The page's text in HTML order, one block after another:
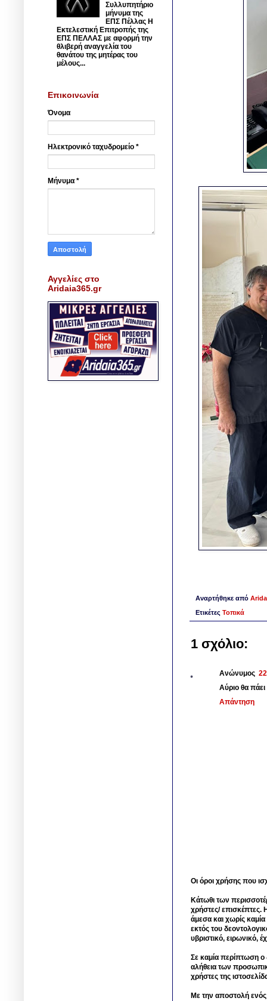
Αναρτήθηκε από
Ετικέτες Τοπικά
1 σχόλιο:
Ανώνυμος
Αύριο θα
Απάντηση
Οι όροι χρήσης που
Κάτωθι των
χρήστες/ επισκέπτες.
άμεσα και χωρίς
εκτός του
υβριστικό, ειρωνικό,
Σε καμία περίπτωση ο
αλήθεια των
χρήστες της
Με την αποστολή
Συλλυπητήριο
μήνυμα της
ΕΠΣ Πέλλας Η
Εκτελεστική Επιτροπής της
ΕΠΣ ΠΕΛΛΑΣ με αφορμή την
θλιβερή αναγγελία του
θανάτου της μητέρας του
μέλους...
Επικοινωνία
Όνομα
Ηλεκτρονικό ταχυδρομείο *
Μήνυμα *
Αγγελίες στο
Aridaia365.gr